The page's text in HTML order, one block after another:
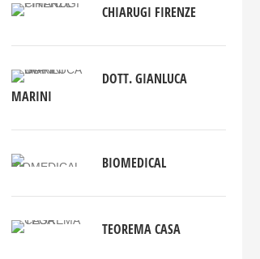
CHIARUGI FIRENZE
DOTT. GIANLUCA
MARINI
BIOMEDICAL
TEOREMA CASA